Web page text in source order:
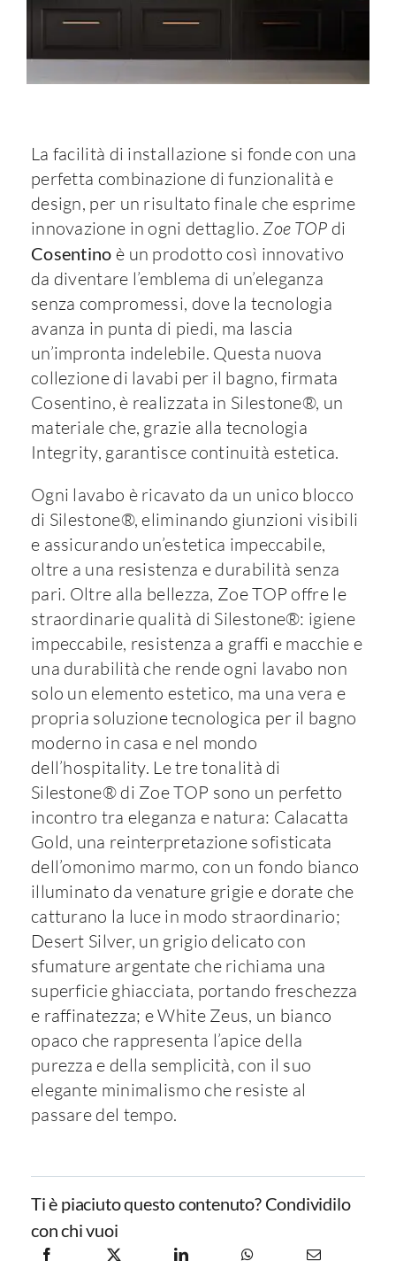
La facilità di installazione si fonde con una
perfetta combinazione di funzionalità e
design, per un risultato finale che esprime
innovazione in ogni dettaglio. Zoe TOP di
Cosentino è un prodotto così innovativo
da diventare l’emblema di un’eleganza
senza compromessi, dove la tecnologia
avanza in punta di piedi, ma lascia
un’impronta indelebile. Questa nuova
collezione di lavabi per il bagno, firmata
Cosentino, è realizzata in Silestone®, un
materiale che, grazie alla tecnologia
Integrity, garantisce continuità estetica.
Ogni lavabo è ricavato da un unico blocco
di Silestone®, eliminando giunzioni visibili
e assicurando un’estetica impeccabile,
oltre a una resistenza e durabilità senza
pari. Oltre alla bellezza, Zoe TOP offre le
straordinarie qualità di Silestone®: igiene
impeccabile, resistenza a graffi e macchie e
una durabilità che rende ogni lavabo non
solo un elemento estetico, ma una vera e
propria soluzione tecnologica per il bagno
moderno in casa e nel mondo
dell’hospitality. Le tre tonalità di
Silestone® di Zoe TOP sono un perfetto
incontro tra eleganza e natura: Calacatta
Gold, una reinterpretazione sofisticata
dell’omonimo marmo, con un fondo bianco
illuminato da venature grigie e dorate che
catturano la luce in modo straordinario;
Desert Silver, un grigio delicato con
sfumature argentate che richiama una
superficie ghiacciata, portando freschezza
e raffinatezza; e White Zeus, un bianco
opaco che rappresenta l’apice della
purezza e della semplicità, con il suo
elegante minimalismo che resiste al
passare del tempo.
Ti è piaciuto questo contenuto? Condividilo
con chi vuoi